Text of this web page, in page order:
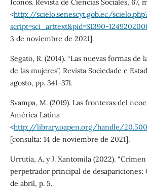
Íconos. Revista de Ciencias Sociales, 67,
<http://scielo.senescyt.gob.ec/
script=sci_arttext&pid=S1390-
3 de noviembre de 2021].
Segato, R. (2014). “Las nuevas formas
de las mujeres”, Revista Sociedade e
agosto, pp. 341-371.
Svampa, M. (2019). Las fronteras del
América Latina
<http://library.oapen.org/handle/
[consulta: 14 de noviembre de 2021].
Urrutia, A. y J. Xantomila (2022).
perpetrador principal de desapariciones:
de abril, p. 5.